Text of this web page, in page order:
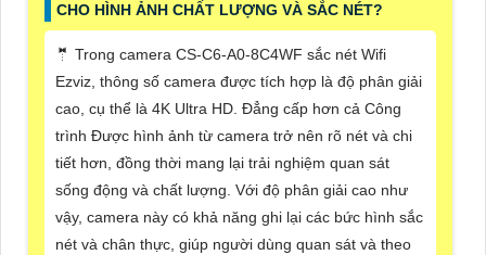
CHO HÌNH ẢNH CHẤT LƯỢNG VÀ SẮC NÉT?
🤵 Trong camera CS-C6-A0-8C4WF sắc nét Wifi
Ezviz, thông số camera được tích hợp là độ phân giải
cao, cụ thể là 4K Ultra HD. Đẳng cấp hơn cả Công
trình Được hình ảnh từ camera trở nên rõ nét và chi
tiết hơn, đồng thời mang lại trải nghiệm quan sát
sống động và chất lượng. Với độ phân giải cao như
vậy, camera này có khả năng ghi lại các bức hình sắc
nét và chân thực, giúp người dùng quan sát và theo